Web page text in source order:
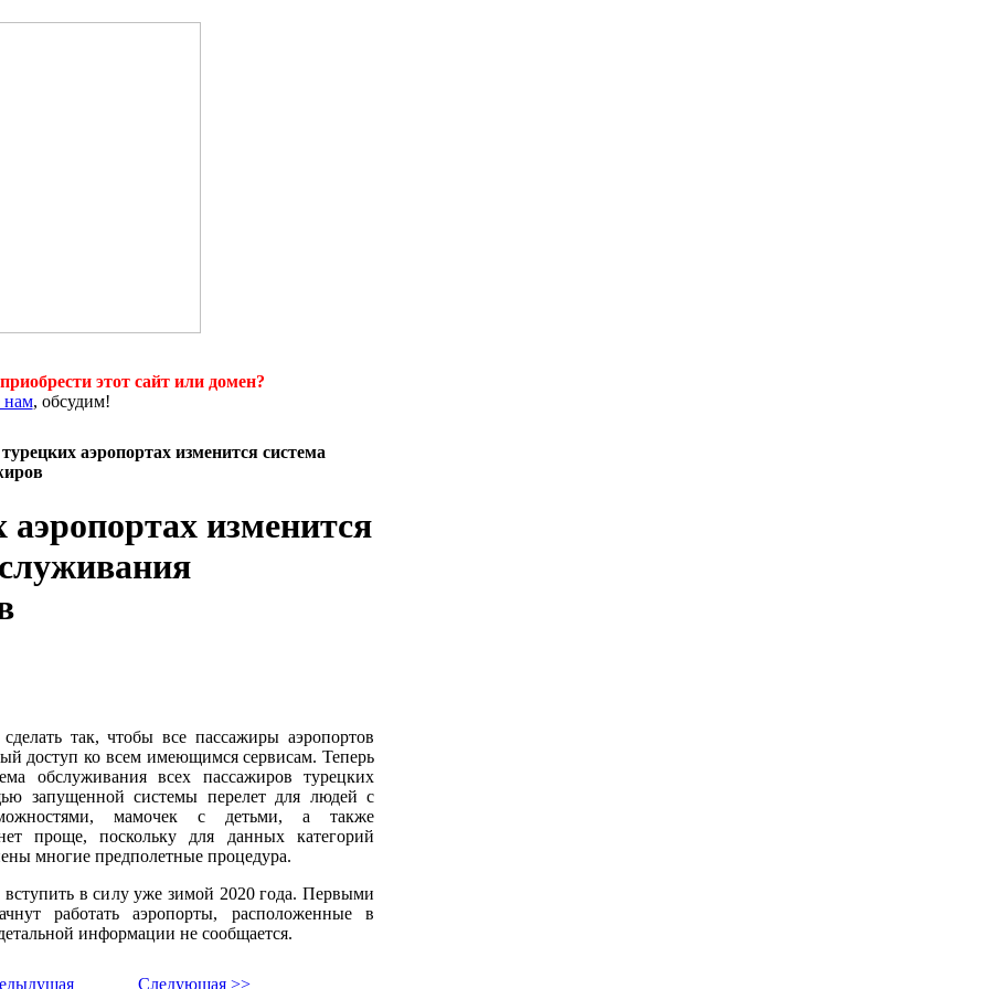
этот сайт или домен?
, обсудим!
аэропортах изменится система
аэропортах изменится
сделать так, чтобы все пассажиры аэропортов
доступ ко всем имеющимся сервисам. Теперь
обслуживания всех пассажиров турецких
запущенной системы перелет для людей с
мамочек с детьми, а также
проще, поскольку для данных категорий
многие предполетные процедура.
в силу уже зимой 2020 года. Первыми
работать аэропорты, расположенные в
информации не сообщается.
Следующая >>